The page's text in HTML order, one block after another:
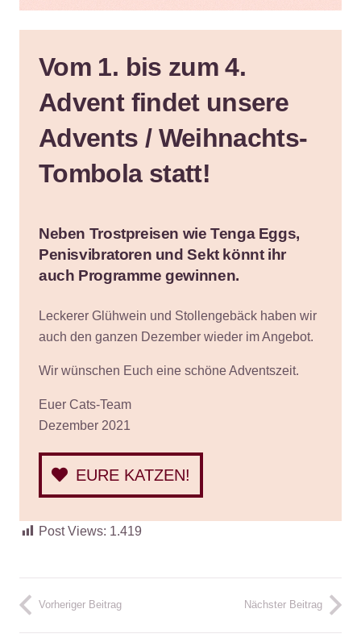
Vom 1. bis zum 4.
Advent findet unsere
Advents / Weihnachts-
Tombola statt!
Neben Trostpreisen wie Tenga Eggs,
Penisvibratoren und Sekt könnt ihr
auch Programme gewinnen.
Leckerer Glühwein und Stollengebäck haben wir
auch den ganzen Dezember wieder im Angebot.
Wir wünschen Euch eine schöne Adventszeit.
Euer Cats-Team
Dezember 2021
EURE KATZEN!
Post Views: 1.419
Vorheriger Beitrag Nächster Beitrag